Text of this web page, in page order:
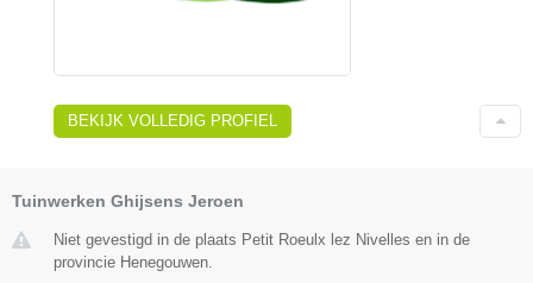
BEKIJK VOLLEDIG PROFIEL
Tuinwerken Ghijsens Jeroen
Niet gevestigd in de plaats Petit Roeulx lez Nivelles en in de
provincie Henegouwen.